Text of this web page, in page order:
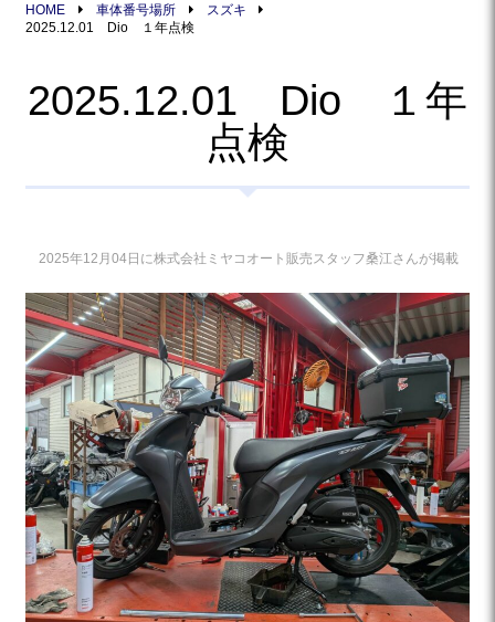
HOME 車体番号場所
スズキ
2025.12.01 Dio １年点検
2025.12.01 Dio １年
点検
2025年12月04日に株式会社ミヤコオート販売スタッフ桑江さんが掲載